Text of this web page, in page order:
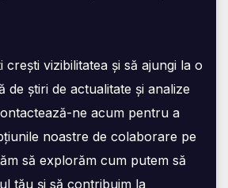
crești vizibilitatea și să ajungi la o
de știri de actualitate și analize
ne acum pentru a
noastre de colaborare pe
să explorăm cum putem să
tău și să contribuim la